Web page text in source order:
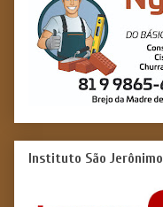
Instituto São Jerônimo